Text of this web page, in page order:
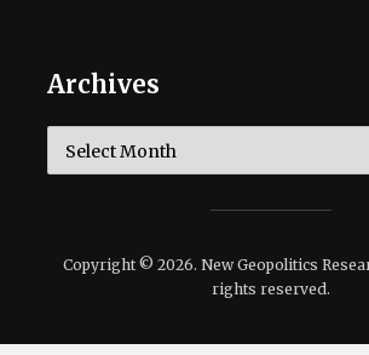
Archives
Copyright © 2026. New Geopolitics
rights reserved.